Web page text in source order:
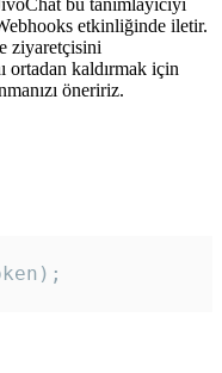
bu tanımlayıcıyı
etkinliğinde iletir.
ziyaretçisini
ortadan kaldırmak için
öneririz.